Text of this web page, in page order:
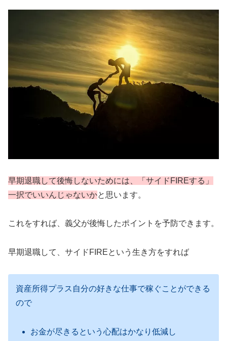
早期退職して後悔しないためには、 「 サイド FIREする 」
一択でいいんじゃないかと思います。
これをすれば、義父が後悔したポイントを予防できます。
早期退職して、サイドFIREという生き方をすれば
資産所得プラス自分の好きな仕事で稼ぐことができる
ので
お金が尽きるという心配はかなり低減し